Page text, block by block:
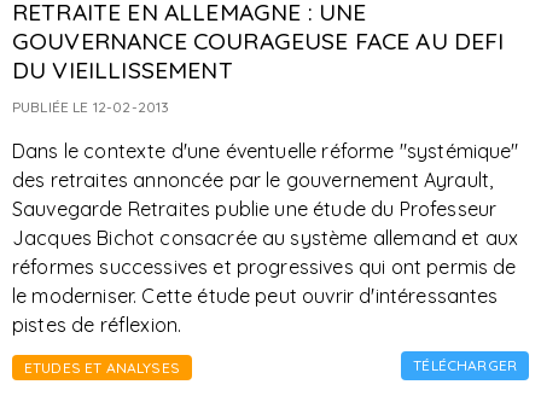
RETRAITE EN ALLEMAGNE : UNE
GOUVERNANCE COURAGEUSE FACE AU DEFI
DU VIEILLISSEMENT
PUBLIÉE LE 12-02-2013
Dans le contexte d'une éventuelle réforme "systémique"
des retraites annoncée par le gouvernement Ayrault,
Sauvegarde Retraites publie une étude du Professeur
Jacques Bichot consacrée au système allemand et aux
réformes successives et progressives qui ont permis de
le moderniser. Cette étude peut ouvrir d'intéressantes
pistes de réflexion.
ETUDES ET ANALYSES TÉLÉCHARGER